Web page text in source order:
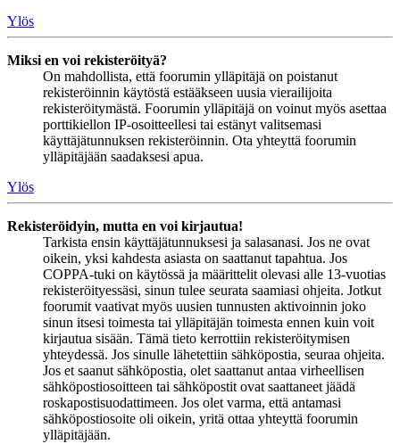
Ylös
Miksi en voi rekisteröityä?
On mahdollista, että foorumin ylläpitäjä on poistanut
rekisteröinnin käytöstä estääkseen uusia vierailijoita
rekisteröitymästä. Foorumin ylläpitäjä on voinut myös asettaa
porttikiellon IP-osoitteellesi tai estänyt valitsemasi
käyttäjätunnuksen rekisteröinnin. Ota yhteyttä foorumin
ylläpitäjään saadaksesi apua.
Ylös
Rekisteröidyin, mutta en voi kirjautua!
Tarkista ensin käyttäjätunnuksesi ja salasanasi. Jos ne ovat
oikein, yksi kahdesta asiasta on saattanut tapahtua. Jos
COPPA-tuki on käytössä ja määrittelit olevasi alle 13-vuotias
rekisteröityessäsi, sinun tulee seurata saamiasi ohjeita. Jotkut
foorumit vaativat myös uusien tunnusten aktivoinnin joko
sinun itsesi toimesta tai ylläpitäjän toimesta ennen kuin voit
kirjautua sisään. Tämä tieto kerrottiin rekisteröitymisen
yhteydessä. Jos sinulle lähetettiin sähköpostia, seuraa ohjeita.
Jos et saanut sähköpostia, olet saattanut antaa virheellisen
sähköpostiosoitteen tai sähköpostit ovat saattaneet jäädä
roskapostisuodattimeen. Jos olet varma, että antamasi
sähköpostiosoite oli oikein, yritä ottaa yhteyttä foorumin
ylläpitäjään.